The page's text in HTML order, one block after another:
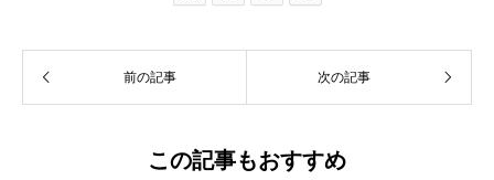
前の記事 次の記事
この記事もおすすめ